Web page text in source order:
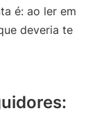
é: ao ler em
deveria te